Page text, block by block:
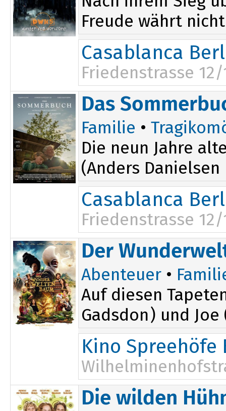
Freude währt
Casablanca
Friedenstrasse 12/
14:00
Das
Familie •
Die neun Jahre
(Anders
Casablanca
Friedenstrasse 12/
Der
Abenteuer •
Auf diesen
Gadsdon) und
Kino Spreehöfe
11:15
Die wilden